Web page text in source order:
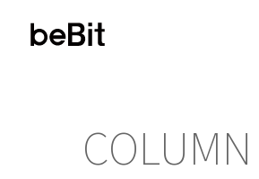
COLUMN